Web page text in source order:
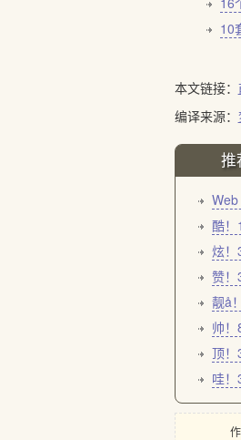
10
本文链接：
编译来源：
推
酷！
炫！
赞！
靓å
帅
顶！
哇
作